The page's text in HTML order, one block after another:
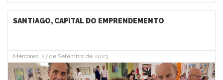
SANTIAGO, CAPITAL DO EMPRENDEMENTO
Mércores, 27 de Setembro de 2023